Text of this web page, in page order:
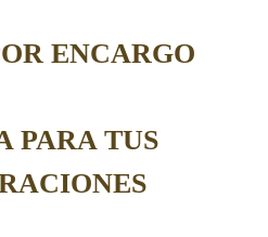
ENCARGO
PARA TUS